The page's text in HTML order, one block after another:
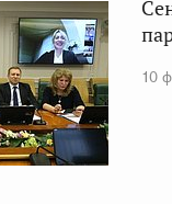
10